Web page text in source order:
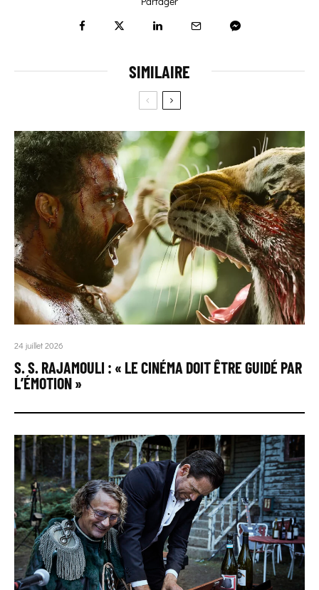
SIMILAIRE
24 juillet 2026
S. S. RAJAMOULI : « LE CINÉMA DOIT ÊTRE GUIDÉ PAR
L’ÉMOTION »